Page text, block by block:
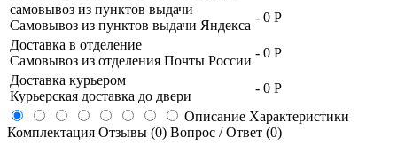
самовывоз из пунктов выдачи
Самовывоз из пунктов выдачи Яндекса
- 0 Р
Доставка в отделение
Самовывоз из отделения Почты России
- 0 Р
Доставка курьером
Курьерская доставка до двери
- 0 Р
Описание Характеристики
Комплектация Отзывы (0) Вопрос / Ответ (0)